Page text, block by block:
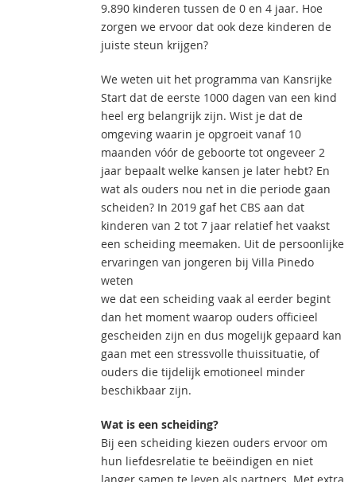
9.890 kinderen tussen de 0 en 4 jaar. Hoe
zorgen we ervoor dat ook deze kinderen de
juiste steun krijgen?
We weten uit het programma van Kansrijke
Start dat de eerste 1000 dagen van een kind
heel erg belangrijk zijn. Wist je dat de
omgeving waarin je opgroeit vanaf 10
maanden vóór de geboorte tot ongeveer 2
jaar bepaalt welke kansen je later hebt? En
wat als ouders nou net in die periode gaan
scheiden? In 2019 gaf het CBS aan dat
kinderen van 2 tot 7 jaar relatief het vaakst
een scheiding meemaken. Uit de persoonlijke
ervaringen van jongeren bij Villa Pinedo
weten
we dat een scheiding vaak al eerder begint
dan het moment waarop ouders officieel
gescheiden zijn en dus mogelijk gepaard kan
gaan met een stressvolle thuissituatie, of
ouders die tijdelijk emotioneel minder
beschikbaar zijn.
Wat is een scheiding?
Bij een scheiding kiezen ouders ervoor om
hun liefdesrelatie te beëindigen en niet